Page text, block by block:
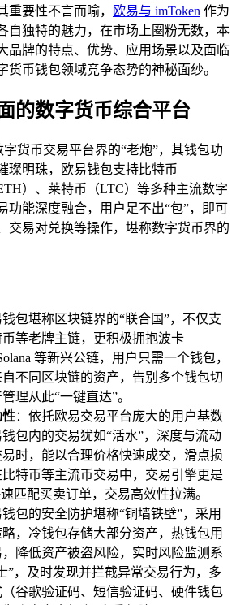
重要性不言而喻，
欧易与 imToken 作为
自独特的魅力，在市场上圈粉无数，本
品牌的特点、优势、应用场景以及面临
货币钱包领域竞争态势的神秘面纱。
的数字货币综合平台
货币交易平台界的“老炮”，其钱包功
璨明珠，欧易钱包支持比特币
）、莱特币（LTC）等多种主流数字
功能深度融合，用户足不出“包”，即可
交易对兑换等操作，堪称数字货币界的
钱包堪称区块链界的“联合国”，不仅支
等老牌主链，更积极拥抱波卡
等新兴公链，用户只需一个钱包，
不同区块链的资产，告别多个钱包切
理从此“一键直达”。
性：依托欧易交易平台庞大的用户基数
包内的交易犹如“活水”，深度与流动
时，能以合理价格快速成交，滑点损
特币等主流币交易中，交易引擎更是
匹配买卖订单，交易高效性拉满。
钱包的安全防护堪称“铜墙铁壁”，采用
，冷钱包存储大部分资产，热钱包用
降低资产被盗风险，实时风险监测系
”，及时发现并拦截异常交易行为，多
谷歌验证码、短信验证码、硬件钱包